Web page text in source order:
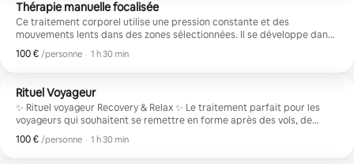
Thérapie manuelle focalisée
Ce traitement corporel utilise une pression constante et des
mouvements lents dans des zones sélectionnées. Il se développe dans
un environnement relaxant aux huiles essentielles.
100 € /personne
100 € par personne
, · 1 h 30 min
Rituel Voyageur
✨ Rituel voyageur Recovery & Relax ✨ Le traitement parfait pour les
voyageurs qui souhaitent se remettre en forme après des vols, de
longues promenades ou des journées intenses à explorer la ville. Une
expérience complète qui allie bien-être, repos et remise en forme
100 € /personne
100 € par personne
, · 1 h 30 min